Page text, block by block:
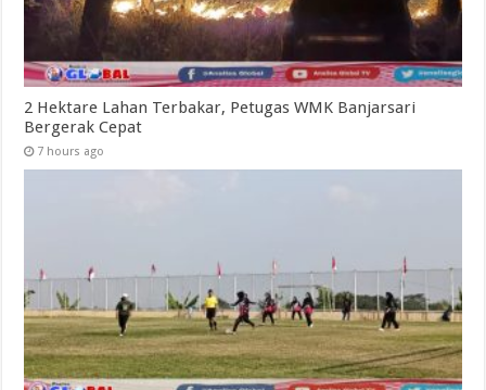
2 Hektare Lahan Terbakar, Petugas WMK Banjarsari
Bergerak Cepat
7 hours ago